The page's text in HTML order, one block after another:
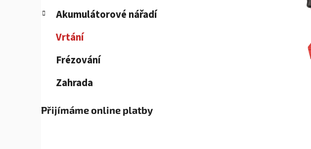
n
l
i
Akumulátorové nářadí
Vrtání
Frézování
Zahrada
Přijímáme online platby